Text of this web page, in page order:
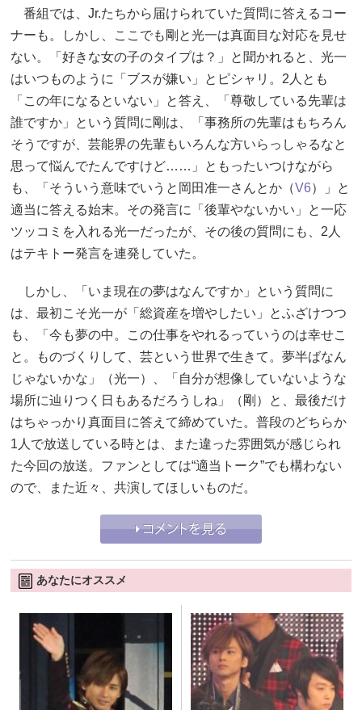
番組では、Jr.たちから届けられていた質問に答えるコー
ナーも。しかし、ここでも剛と光一は真面目な対応を見せ
ない。「好きな女の子のタイプは？」と聞かれると、光一
はいつものように「ブスが嫌い」とピシャリ。2人とも
「この年になるといない」と答え、「尊敬している先輩は
誰ですか」という質問に剛は、「事務所の先輩はもちろん
そうですが、芸能界の先輩もいろんな方いらっしゃるなと
思って悩んでたんですけど……」ともったいつけながら
も、「そういう意味でいうと岡田准一さんとか（V6）」と
適当に答える始末。その発言に「後輩やないかい」と一応
ツッコミを入れる光一だったが、その後の質問にも、2人
はテキトー発言を連発していた。
しかし、「いま現在の夢はなんですか」という質問に
は、最初こそ光一が「総資産を増やしたい」とふざけつつ
も、「今も夢の中。この仕事をやれるっていうのは幸せこ
と。ものづくりして、芸という世界で生きて。夢半ばなん
じゃないかな」（光一）、「自分が想像していないような
場所に辿りつく日もあるだろうしね」（剛）と、最後だけ
はちゃっかり真面目に答えて締めていた。普段のどちらか
1人で放送している時とは、また違った雰囲気が感じられ
た今回の放送。ファンとしては“適当トーク”でも構わない
ので、また近々、共演してほしいものだ。
あなたにオススメ